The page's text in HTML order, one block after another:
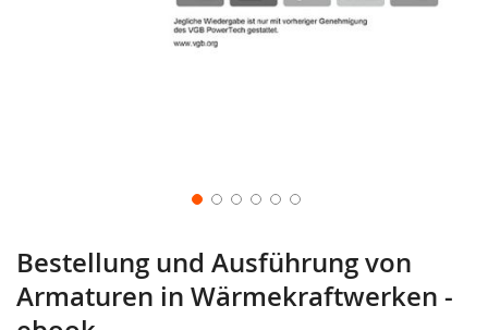
Bestellung und Ausführung von
Armaturen in Wärmekraftwerken -